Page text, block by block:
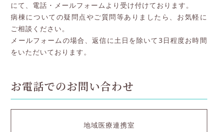
にて、電話・メールフォームより受け付けております。
病棟についての疑問点やご質問等ありましたら、お気軽に
ご相談ください。
メールフォームの場合、返信に土日を除いて3日程度お時間
をいただいております。
お電話でのお問い合わせ
地域医療連携室